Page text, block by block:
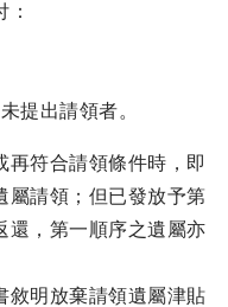
提出請領者。
再符合請領條件時，即
屬請領；但已發放予第
還，第一順序之遺屬亦
敘明放棄請領遺屬津貼